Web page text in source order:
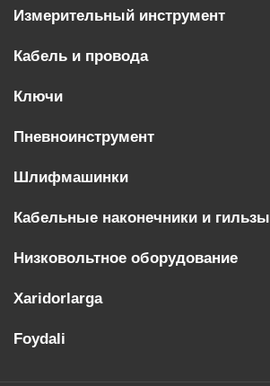
Измерительный инструмент
Кабель и провода
Ключи
Пневноинструмент
Шлифмашинки
Кабельные наконечники и гильзы
Низковольтное оборудование
Xaridorlarga
Foydali